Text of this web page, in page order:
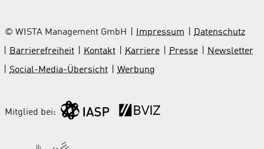
© WISTA Management GmbH Impressum
Datenschutz
Barrierefreiheit
Kontakt Karriere Presse
Newsletter
Social-Media-Übersicht
Werbung
Mitglied bei: